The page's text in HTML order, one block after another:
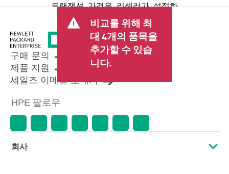
트랜잭션 가격은 리셀러가 설정하
며 판매세/VAT 및 배송 등 기타 수수
료가 포함될 수 있습니다. 리셀러가
설정한 트랜잭션 가격은 다른 리셀
러가 설정한 가격 및 표시 가격과 다
를 수 있습니다. 표시 가격에는 기간
한정 프로모션 혜택이 포함될 수 있
습니다. HPE는 시장 상황 변화, 제품
수명 종료, 광고 오류 등을 포함하되
이에 국한되지 않는 사유로 언제든
지 가격을 조정할 권리를 보유합니
비교를 위해 최
대 4개의 품목을
추가할 수 있습
니다.
구매 문의
제품 지원
세일즈 이메일 보내기
HPE 팔로우
회사